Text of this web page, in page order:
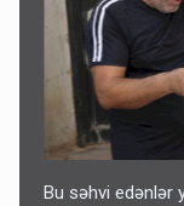
Bu səhvi edənlər